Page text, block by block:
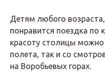
Детям любого
понравится поездка по
красоту столицы можно
полета, так и со
на Воробьевых горах.